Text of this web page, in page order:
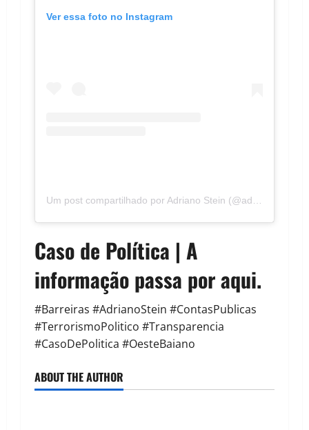
Ver essa foto no Instagram
Um post compartilhado por Adriano Stein (@adrianostein_vereador)
Caso de Política | A
informação passa por aqui.
#Barreiras #AdrianoStein #ContasPublicas
#TerrorismoPolitico #Transparencia
#CasoDePolitica #OesteBaiano
ABOUT THE AUTHOR